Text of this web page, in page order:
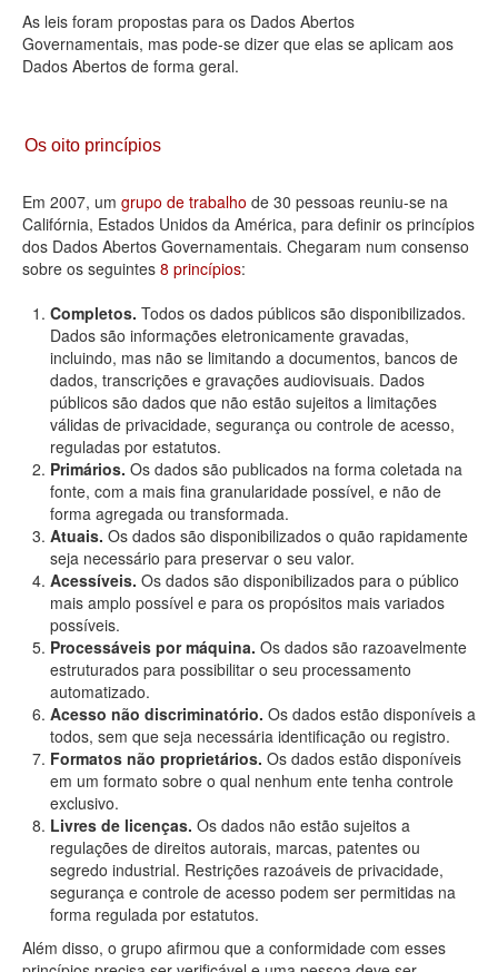
As leis foram propostas para os Dados Abertos
Governamentais, mas pode-se dizer que elas se aplicam aos
Dados Abertos de forma geral.
Os oito princípios
Em 2007, um grupo de trabalho de 30 pessoas reuniu-se na
Califórnia, Estados Unidos da América, para definir os princípios
dos Dados Abertos Governamentais. Chegaram num consenso
sobre os seguintes 8 princípios:
Completos. Todos os dados públicos são disponibilizados.
Dados são informações eletronicamente gravadas,
incluindo, mas não se limitando a documentos, bancos de
dados, transcrições e gravações audiovisuais. Dados
públicos são dados que não estão sujeitos a limitações
válidas de privacidade, segurança ou controle de acesso,
reguladas por estatutos.
Primários. Os dados são publicados na forma coletada na
fonte, com a mais fina granularidade possível, e não de
forma agregada ou transformada.
Atuais. Os dados são disponibilizados o quão rapidamente
seja necessário para preservar o seu valor.
Acessíveis. Os dados são disponibilizados para o público
mais amplo possível e para os propósitos mais variados
possíveis.
Processáveis por máquina. Os dados são razoavelmente
estruturados para possibilitar o seu processamento
automatizado.
Acesso não discriminatório. Os dados estão disponíveis a
todos, sem que seja necessária identificação ou registro.
Formatos não proprietários. Os dados estão disponíveis
em um formato sobre o qual nenhum ente tenha controle
exclusivo.
Livres de licenças. Os dados não estão sujeitos a
regulações de direitos autorais, marcas, patentes ou
segredo industrial. Restrições razoáveis de privacidade,
segurança e controle de acesso podem ser permitidas na
forma regulada por estatutos.
Além disso, o grupo afirmou que a conformidade com esses